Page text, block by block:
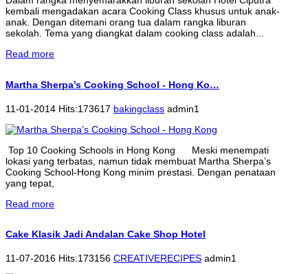
kembali mengadakan acara Cooking Class khusus untuk anak-
anak. Dengan ditemani orang tua dalam rangka liburan
sekolah. Tema yang diangkat dalam cooking class adalah...
Read more
Martha Sherpa’s Cooking School - Hong Ko…
11-01-2014 Hits:173617 bakingclass admin1
Top 10 Cooking Schools in Hong Kong Meski menempati
lokasi yang terbatas, namun tidak membuat Martha Sherpa’s
Cooking School-Hong Kong minim prestasi. Dengan penataan
yang tepat,
Read more
Cake Klasik Jadi Andalan Cake Shop Hotel
11-07-2016 Hits:173156 CREATIVERECIPES admin1